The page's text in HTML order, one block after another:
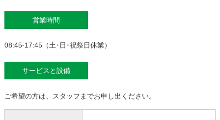
営業時間
08:45-17:45（土･日･祝祭日休業）
サービスと設備
ご希望の方は、スタッフまでお申し出ください。